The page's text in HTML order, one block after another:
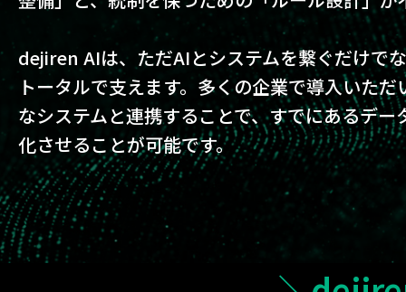
dejiren AIは、ただAIとシステムを繋ぐだけで
トータルで支えます。多くの企業で導入いた
なシステムと連携することで、すでにあるデ
化させることが可能です。